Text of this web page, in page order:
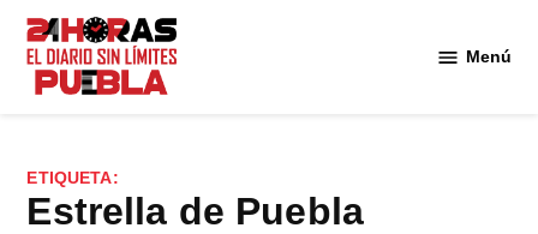
Saltar
contenido
Menú
ETIQUETA:
Estrella de Puebla